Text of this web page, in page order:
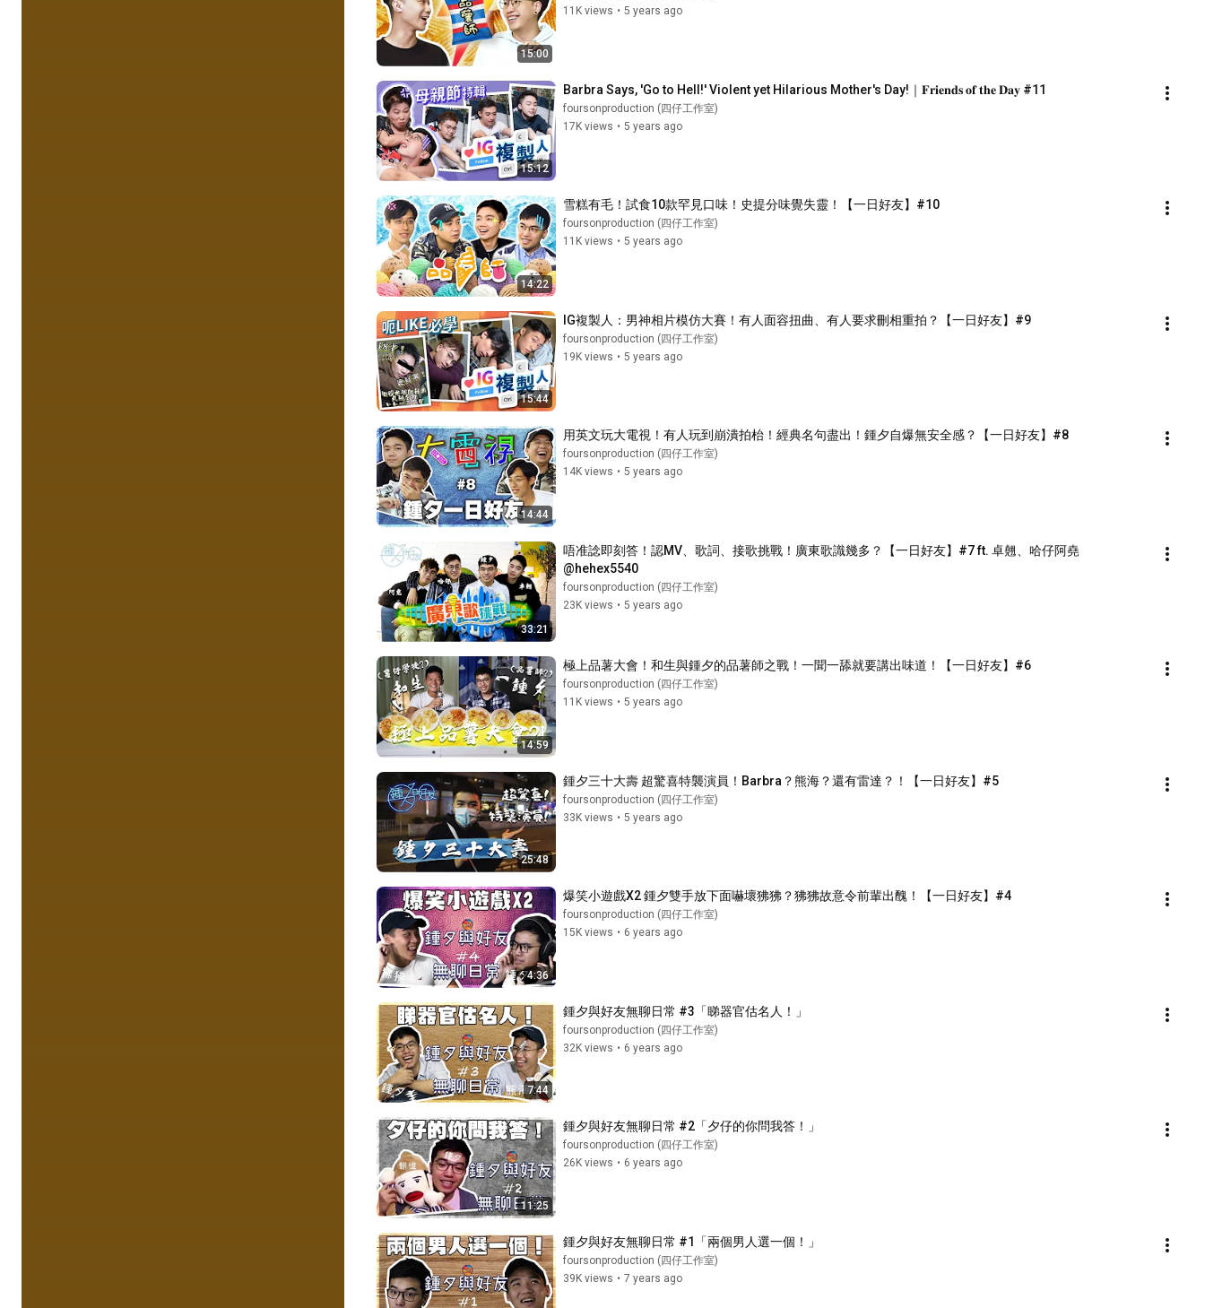
15:00
11K views • 5 years ago
15:12
Barbra Says, 'Go to Hell!' Violent yet Hilarious Mother's Day!｜𝐅𝐫𝐢𝐞𝐧𝐝𝐬 𝐨𝐟 𝐭𝐡𝐞 𝐃𝐚𝐲 #11
foursonproduction (四仔工作室)
17K views • 5 years ago
14:22
雪糕有毛！試食10款罕見口味！史提分味覺失靈！【一日好友】#10
foursonproduction (四仔工作室)
11K views • 5 years ago
15:44
IG複製人：男神相片模仿大賽！有人面容扭曲、有人要求刪相重拍？【一日好友】#9
foursonproduction (四仔工作室)
19K views • 5 years ago
14:44
用英文玩大電視！有人玩到崩潰拍枱！經典名句盡出！鍾夕自爆無安全感？【一日好友】#8
foursonproduction (四仔工作室)
14K views • 5 years ago
33:21
唔准諗即刻答！認MV、歌詞、接歌挑戰！廣東歌識幾多？【一日好友】#7 ft. 卓翹、哈仔阿堯
@hehex5540
foursonproduction (四仔工作室)
23K views • 5 years ago
14:59
極上品薯大會！和生與鍾夕的品薯師之戰！一聞一舔就要講出味道！【一日好友】#6
foursonproduction (四仔工作室)
11K views • 5 years ago
25:48
鍾夕三十大壽 超驚喜特襲演員！Barbra？熊海？還有雷達？！【一日好友】#5
foursonproduction (四仔工作室)
33K views • 5 years ago
4:36
爆笑小遊戲X2 鍾夕雙手放下面嚇壞狒狒？狒狒故意令前輩出醜！【一日好友】#4
foursonproduction (四仔工作室)
15K views • 6 years ago
7:44
鍾夕與好友無聊日常 #3「睇器官估名人！」
foursonproduction (四仔工作室)
32K views • 6 years ago
11:25
鍾夕與好友無聊日常 #2「夕仔的你問我答！」
foursonproduction (四仔工作室)
26K views • 6 years ago
鍾夕與好友無聊日常 #1「兩個男人選一個！」
foursonproduction (四仔工作室)
39K views • 7 years ago